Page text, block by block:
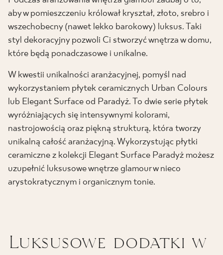
aby w pomieszczeniu królował kryształ, złoto, srebro i
wszechobecny (nawet lekko barokowy) luksus. Taki
styl dekoracyjny pozwoli Ci stworzyć wnętrza w domu,
które będą ponadczasowe i unikalne.
W kwestii unikalności aranżacyjnej, pomyśl nad
wykorzystaniem płytek ceramicznych Urban Colours
lub Elegant Surface od Paradyż. To dwie serie płytek
wyróżniających się intensywnymi kolorami,
nastrojowością oraz piękną strukturą, która tworzy
unikalną całość aranżacyjną. Wykorzystując płytki
ceramiczne z kolekcji Elegant Surface Paradyż możesz
uzupełnić luksusowe wnętrze glamour w nieco
arystokratycznym i organicznym tonie.
Luksusowe dodatki w